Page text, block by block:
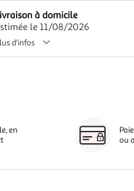
à domicile
le 11/08/2026
d'infos
en
ou